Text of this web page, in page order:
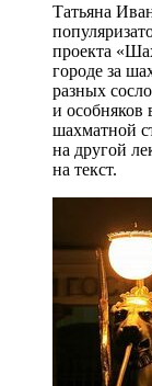
Татьяна
проекта
городе за
разных
и особняков
шахматной
на другой
на текст.